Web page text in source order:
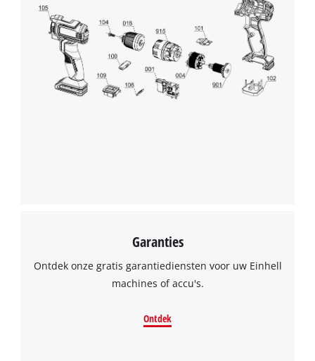
Garanties
Ontdek onze gratis garantiediensten voor uw Einhell
machines of accu's.
Ontdek